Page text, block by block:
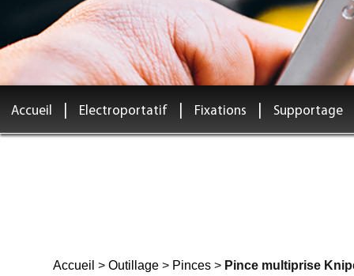
Accueil Electroportatif Fixations Supportage
Accueil >Outillage > Pinces > Pince multiprise